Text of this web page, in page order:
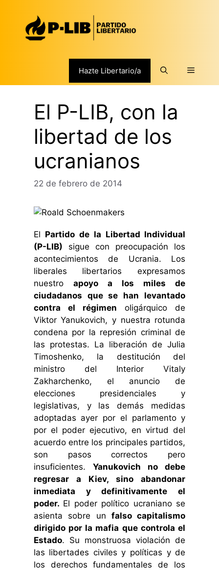
contenido
Hazte Libertario/a Menú
El P-LIB, con la
libertad de los
ucranianos
22 de febrero de 2014
El Partido de la Libertad Individual
(P-LIB) sigue con preocupación los
acontecimientos de Ucrania. Los
liberales libertarios expresamos
nuestro apoyo a los miles de
ciudadanos que se han levantado
contra el régimen oligárquico de
Viktor Yanukovich, y nuestra rotunda
condena por la represión criminal de
las protestas. La liberación de Julia
Timoshenko, la destitución del
ministro del Interior Vitaly
Zakharchenko, el anuncio de
elecciones presidenciales y
legislativas, y las demás medidas
adoptadas ayer por el parlamento y
por el poder ejecutivo, en virtud del
acuerdo entre los principales partidos,
son pasos correctos pero
insuficientes. Yanukovich no debe
regresar a Kiev, sino abandonar
inmediata y definitivamente el
poder. El poder político ucraniano se
asienta sobre un falso capitalismo
dirigido por la mafia que controla el
Estado. Su monstruosa violación de
las libertades civiles y políticas y de
los derechos fundamentales de los